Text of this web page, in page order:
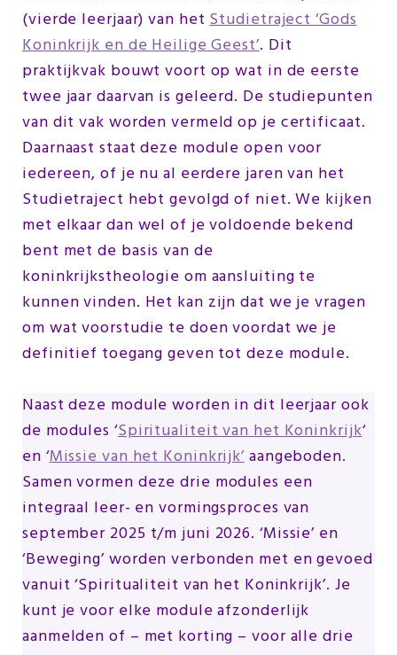
(vierde leerjaar) van hetStudietraject ‘Gods
Koninkrijk en de Heilige Geest’. Dit
praktijkvak bouwt voort op wat in de eerste
twee jaar daarvan is geleerd. De studiepunten
van dit vak worden vermeld op je certificaat.
Daarnaast staat deze module open voor
iedereen, of je nu al eerdere jaren van het
Studietraject hebt gevolgd of niet. We kijken
met elkaar dan wel of je voldoende bekend
bent met de basis van de
koninkrijkstheologie om aansluiting te
kunnen vinden. Het kan zijn dat we je vragen
om wat voorstudie te doen voordat we je
definitief toegang geven tot deze module.
Naast deze module worden in dit leerjaar ook
de modules ‘Spiritualiteit van het Koninkrijk‘
en ‘Missie van het Koninkrijk’aangeboden.
Samen vormen deze drie modules een
integraal leer- en vormingsproces van
september 2025 t/m juni 2026. ‘Missie’ en
‘Beweging’ worden verbonden met en gevoed
vanuit ‘Spiritualiteit van het Koninkrijk’. Je
kunt je voor elke module afzonderlijk
aanmelden of – met korting – voor alle drie